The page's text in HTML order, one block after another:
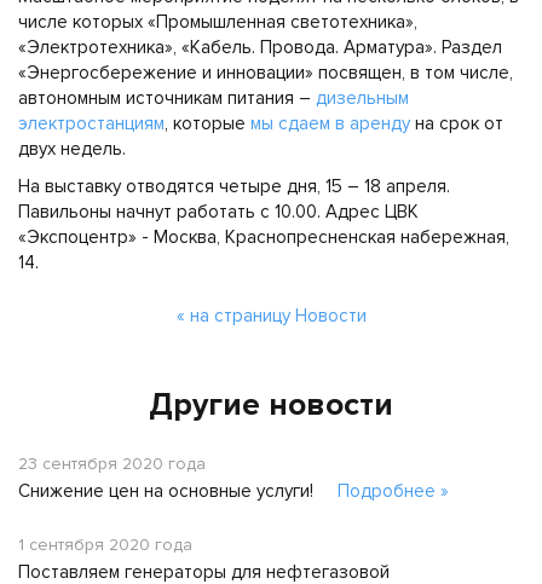
числе которых «Промышленная светотехника»,
«Электротехника», «Кабель. Провода. Арматура». Раздел
«Энергосбережение и инновации» посвящен, в том числе,
автономным источникам питания – дизельным
электростанциям, которые мы сдаем в аренду на срок от
двух недель.
На выставку отводятся четыре дня, 15 – 18 апреля.
Павильоны начнут работать с 10.00. Адрес ЦВК
«Экспоцентр» - Москва, Краснопресненская набережная,
14.
« на страницу Новости
Другие новости
23 сентября 2020 года
Снижение цен на основные услуги! Подробнее »
1 сентября 2020 года
Поставляем генераторы для нефтегазовой